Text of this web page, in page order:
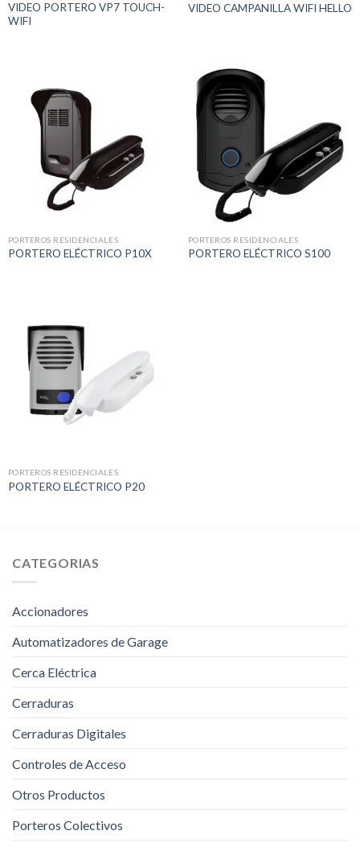
VIDEO PORTERO VP7 TOUCH-
WIFI
VIDEO CAMPANILLA WIFI HELLO
PORTEROS RESIDENCIALES
PORTERO ELÉCTRICO P10X
PORTEROS RESIDENCIALES
PORTERO ELÉCTRICO S100
PORTEROS RESIDENCIALES
PORTERO ELÉCTRICO P20
CATEGORIAS
Accionadores
Automatizadores de Garage
Cerca Eléctrica
Cerraduras
Cerraduras Digitales
Controles de Acceso
Otros Productos
Porteros Colectivos